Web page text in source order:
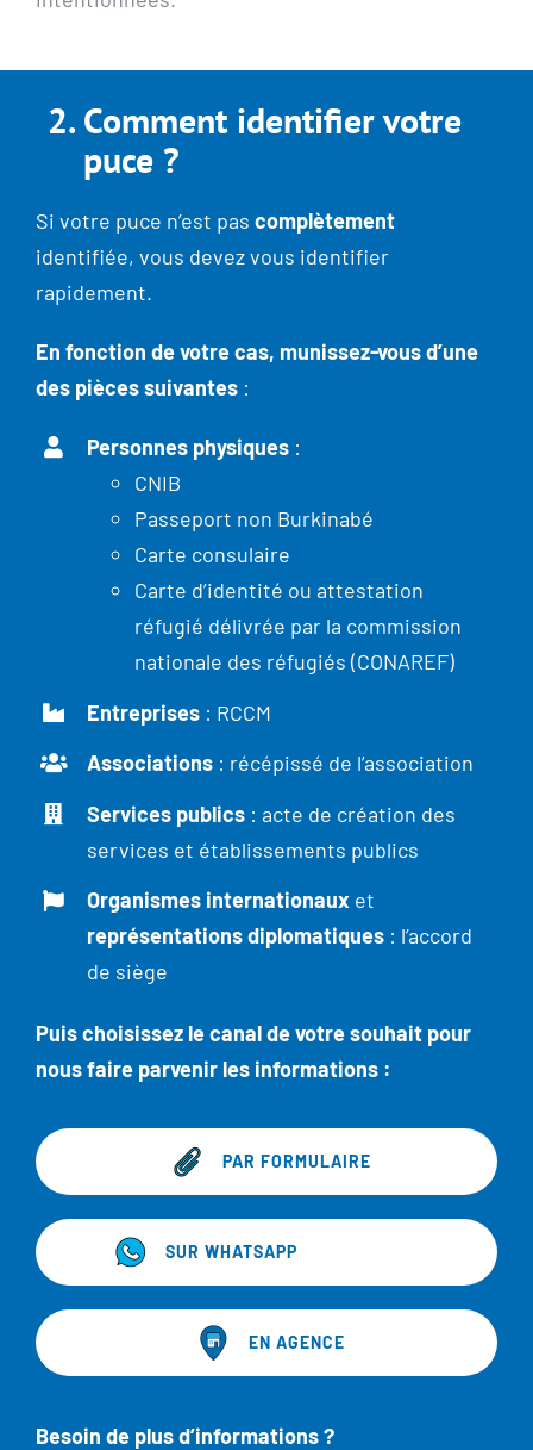
Comment identifier votre
puce ?
Si votre puce n’est pas complètement
identifiée, vous devez vous identifier
rapidement.
En fonction de votre cas, munissez-vous d’une
des pièces suivantes :
Personnes physiques :
CNIB
Passeport non Burkinabé
Carte consulaire
Carte d’identité ou attestation
réfugié délivrée par la commission
nationale des réfugiés (CONAREF)
Entreprises : RCCM
Associations : récépissé de l’association
Services publics : acte de création des
services et établissements publics
Organismes internationaux et
représentations diplomatiques : l’accord
de siège
Puis choisissez le canal de votre souhait pour
nous faire parvenir les informations :
PAR FORMULAIRE
SUR WHATSAPP
EN AGENCE
Besoin de plus d’informations ?